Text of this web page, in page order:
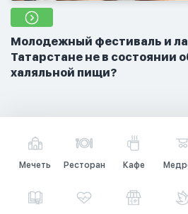
Молодежный фестиваль и
Татарстане не в состоянии
халяльной пищи?
Мечеть Ресторан Кафе